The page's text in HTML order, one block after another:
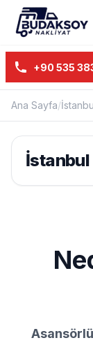
+90 535
Ana Sayfa/